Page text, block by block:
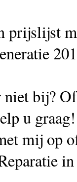
niet bij?
u graag!
mij op